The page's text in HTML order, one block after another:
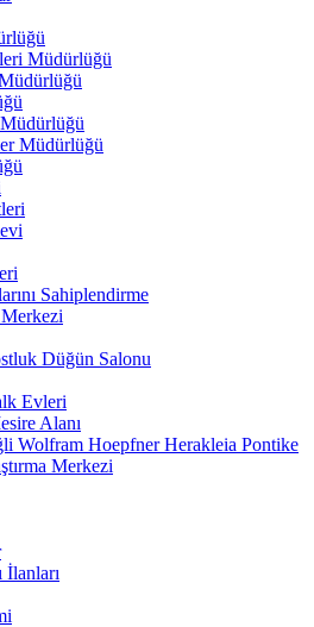
Müdürlüğü
Müdürlüğü
Sahiplendirme
Düğün Salonu
Evleri
Alanı
Wolfram Hoepfner Herakleia Pontike
Merkezi
İlanları